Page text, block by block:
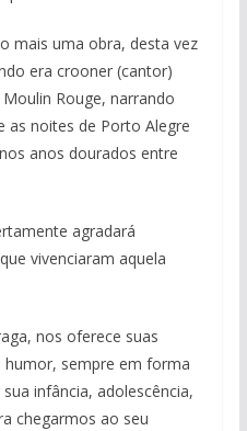
mais uma obra, desta vez
era crooner (cantor)
Rouge, narrando
as noites de Porto Alegre
anos dourados entre
agradará
vivenciaram aquela
nos oferece suas
sempre em forma
infância, adolescência,
chegarmos ao seu